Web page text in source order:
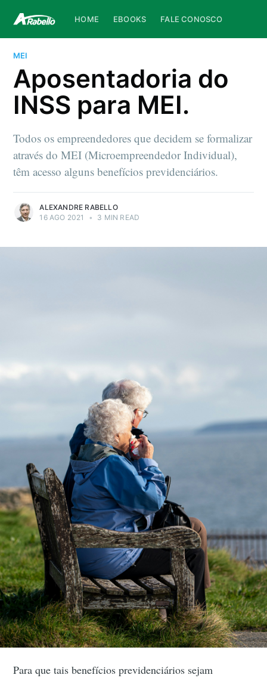
HOME EBOOKS FALE CONOSCO
MEI
Aposentadoria do
INSS para MEI.
Todos os empreendedores que decidem se formalizar
através do MEI (Microempreendedor Individual),
têm acesso alguns benefícios previdenciários.
ALEXANDRE RABELLO
16 AGO 2021
• 3 MIN READ
Para que tais benefícios previdenciários sejam